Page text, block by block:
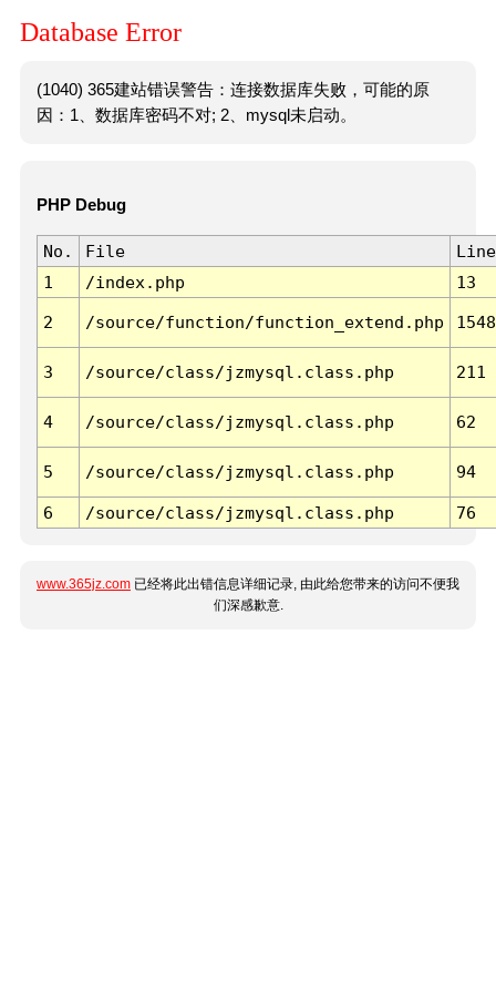
Database Error
(1040) 365建站错误警告：连接数据库失败，可能的原
因：1、数据库密码不对; 2、mysql未启动。
PHP Debug
No. File
Line
1
/index.php 13
2 /source/function/function_extend.php 1548
3 /source/class/jzmysql.class.php 211
4 /source/class/jzmysql.class.php 62
5 /source/class/jzmysql.class.php 94
6 /source/class/jzmysql.class.php 76
www.365jz.com 已经将此出错信息详细记录, 由此给您带来的访问不便我
们深感歉意.